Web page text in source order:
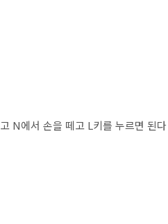
N에서 손을 떼고 L키를 누르면 된다